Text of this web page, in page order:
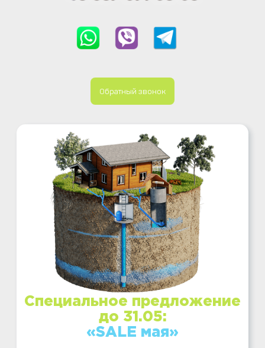
Обратный звонок
Специальное предложение
до 31.05:
«SALE мая»